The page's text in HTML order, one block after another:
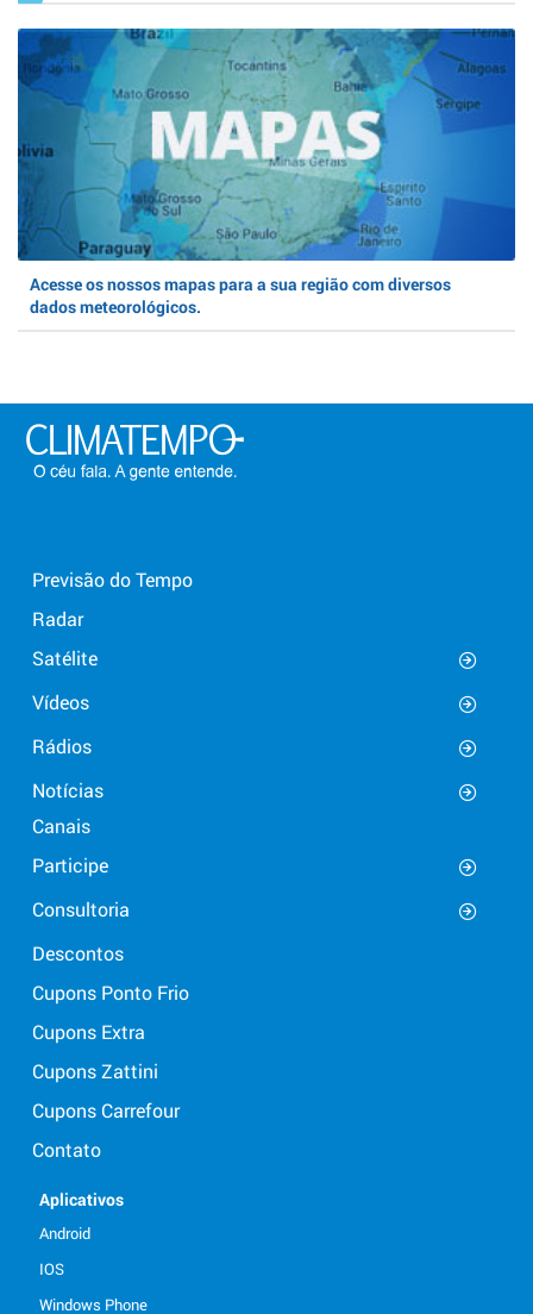
Acesse os nossos mapas para a sua região com diversos
dados meteorológicos.
Previsão do Tempo
Radar
Satélite
Vídeos
Rádios
Notícias
Canais
Participe
Consultoria
Descontos
Cupons Ponto Frio
Cupons Extra
Cupons Zattini
Cupons Carrefour
Contato
Aplicativos
Android
IOS
Windows Phone